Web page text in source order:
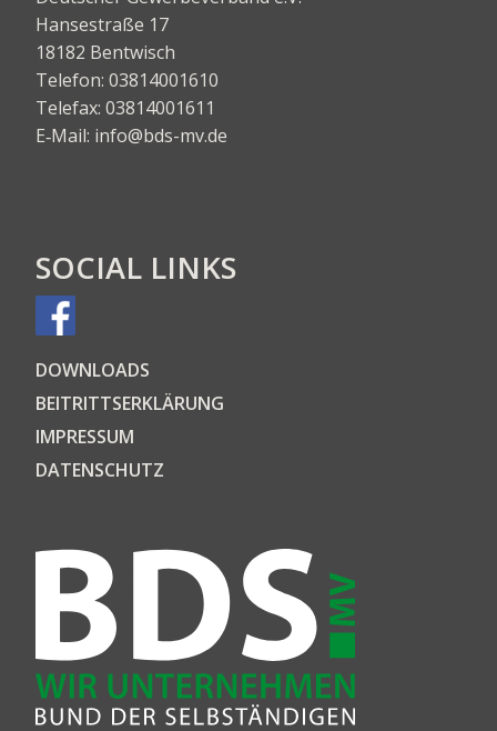
Han­se­stra­ße 17
18182 Bentwisch
Tele­fon: 03814001610
Tele­fax: 03814001611
E‑Mail: info@bds-mv.de
SOCIAL LINKS
DOWN­LOADS
BEI­TRITTS­ER­KLÄ­RUNG
IMPRES­SUM
DATEN­SCHUTZ